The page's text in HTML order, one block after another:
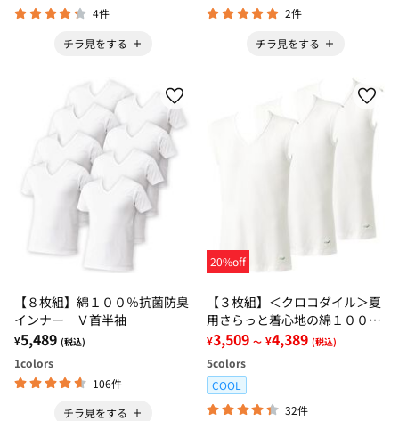
4件
チラ見をする
2件
チラ見をする
【８枚組】綿１００％抗菌防臭
インナー Ｖ首半袖
¥5,489 (税込)
1colors
106件
チラ見をする
20%off
【３枚組】＜クロコダイル＞夏
用さらっと着心地の綿１００％
インナー
¥3,509 ～ ¥4,389 (税込)
5colors
COOL
32件